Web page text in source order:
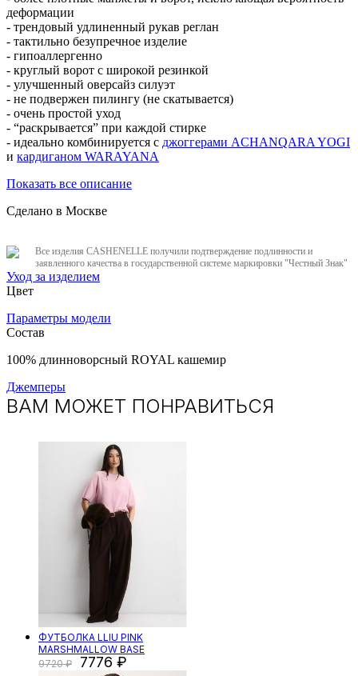
деформации
- трендовый удлиненный рукав реглан
- тактильно безупречное изделие
- гипоаллергенно
- круглый ворот с широкой резинкой
- улучшенный оверсайз силуэт
- не подвержен пилингу (не скатывается)
- очень простой уход
- “раскрывается” при каждой стирке
- идеально комбинируется с джоггерами ACHANQARA YOGI
и кардиганом WARAYANA
Показать все описание
Сделано в Москве
Все изделия CASHENELLE получили подтверждение подлинности и
заявленного качества в государственной системе маркировки "Честный Знак"
Уход за изделием
Цвет
Параметры модели
Состав
100% длинноворсный ROYAL кашемир
Джемперы
ВАМ МОЖЕТ ПОНРАВИТЬСЯ
ФУТБОЛКА LLIU PINK
MARSHMALLOW BASE
9720
7776